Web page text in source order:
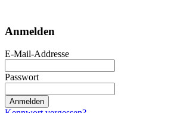
Anmelden
E-Mail-Addresse
Passwort
Anmelden